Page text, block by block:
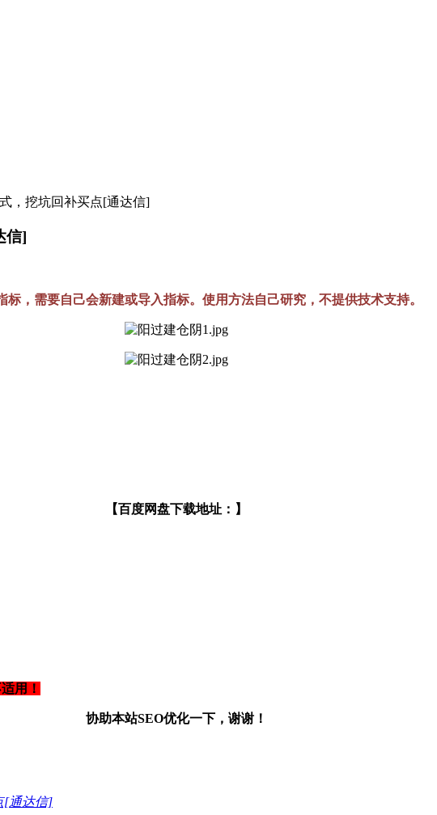
，挖坑回补买点[通达信]
信]
标，需要自己会新建或导入指标。使用方法自己研究，不提供技术支持。
【百度网盘下载地址：】
用！
协助本站SEO优化一下，谢谢！